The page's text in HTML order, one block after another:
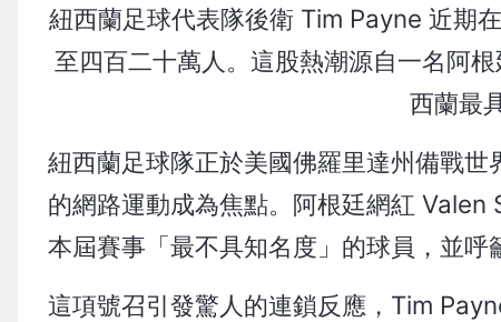
紐西蘭足球代表隊後衛 Tim Payne 近期
至四百二十萬人。這股熱潮源自一名阿
西蘭最
紐西蘭足球隊正於美國佛羅里達州備戰
的網路運動成為焦點。阿根廷網紅
本屆賽事「最不具知名度」的球員，並
這項號召引發驚人的連鎖反應，Tim